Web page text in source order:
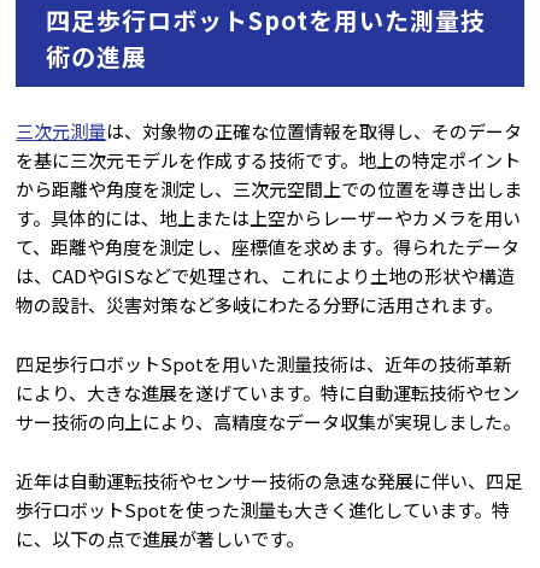
四足歩行ロボットSpotを用いた測量技
術の進展
三次元測量は、対象物の正確な位置情報を取得し、そのデータ
を基に三次元モデルを作成する技術です。地上の特定ポイント
から距離や角度を測定し、三次元空間上での位置を導き出しま
す。具体的には、地上または上空からレーザーやカメラを用い
て、距離や角度を測定し、座標値を求めます。得られたデータ
は、CADやGISなどで処理され、これにより土地の形状や構造
物の設計、災害対策など多岐にわたる分野に活用されます。
四足歩行ロボットSpotを用いた測量技術は、近年の技術革新
により、大きな進展を遂げています。特に自動運転技術やセン
サー技術の向上により、高精度なデータ収集が実現しました。
近年は自動運転技術やセンサー技術の急速な発展に伴い、四足
歩行ロボットSpotを使った測量も大きく進化しています。特
に、以下の点で進展が著しいです。